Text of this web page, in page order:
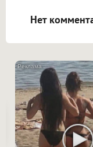
Нет